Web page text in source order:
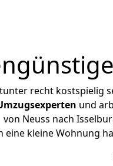
recht kostspielig
und
Neuss nach
eine kleine Wohnung